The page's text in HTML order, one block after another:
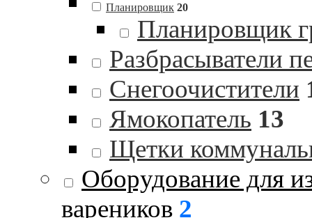
Планировщик 20
Планировщик
Разбрасыватели
Снегоочистители
Ямокопатель 13
Щетки
Оборудование для
вареников 2